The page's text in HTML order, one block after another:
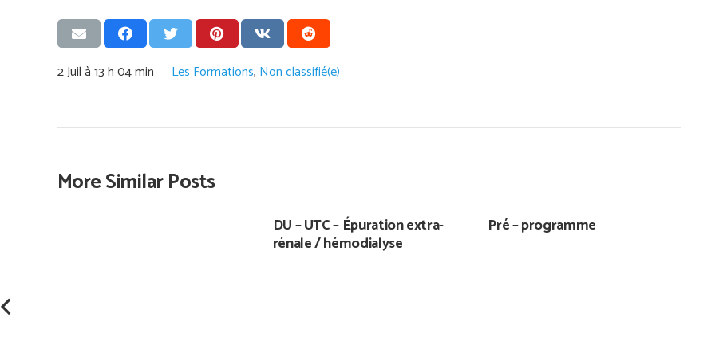
2 Juil à 13 h 04 min Les Formations, Non classifié(e)
More Similar Posts
DU – UTC – Épuration extra-
rénale / hémodialyse
Pré – programme